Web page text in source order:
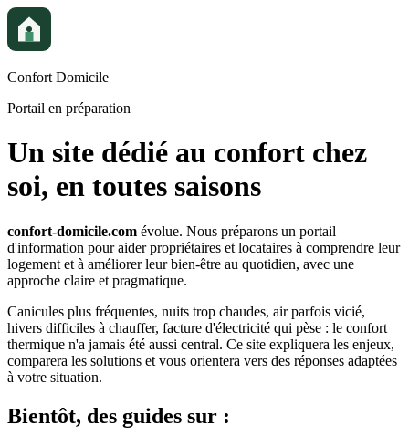
Confort Domicile
Portail en préparation
Un site dédié au confort chez
soi, en toutes saisons
confort-domicile.com évolue. Nous préparons un portail
d'information pour aider propriétaires et locataires à comprendre leur
logement et à améliorer leur bien-être au quotidien, avec une
approche claire et pragmatique.
Canicules plus fréquentes, nuits trop chaudes, air parfois vicié,
hivers difficiles à chauffer, facture d'électricité qui pèse : le confort
thermique n'a jamais été aussi central. Ce site expliquera les enjeux,
comparera les solutions et vous orientera vers des réponses adaptées
à votre situation.
Bientôt, des guides sur :